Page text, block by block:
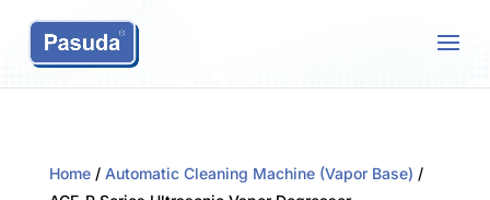
Home/ Automatic Cleaning Machine (Vapor Base) /